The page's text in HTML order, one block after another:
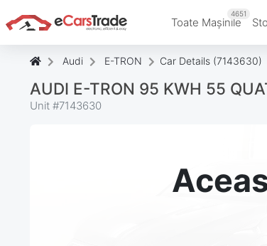
Toate Mașinile
4651
Audi E-TRON Car Details (7143630)
AUDI E-TRON 95 KWH 55
Unit #7143630